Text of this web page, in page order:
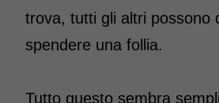
trova, tutti gli altri possono
spendere una follia.
Tutto questo sembra